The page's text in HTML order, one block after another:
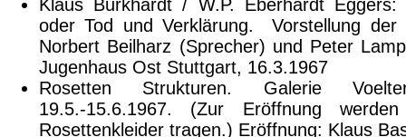
Klaus Burkhardt / W.P. Eberhardt Eggers:
oder Tod und Verklärung. Vorstellung der
Norbert Beilharz (Sprecher) und Peter
Jugenhaus Ost Stuttgart, 16.3.1967
Rosetten Strukturen. Galerie
19.5.-15.6.1967. (Zur Eröffnung
Rosettenkleider tragen.) Eröffnung: Klaus